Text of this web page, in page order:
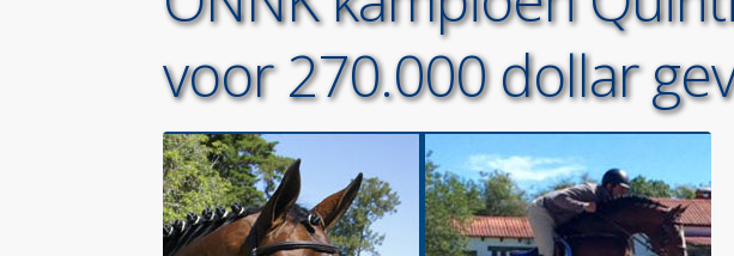
voor 270.000 dollar